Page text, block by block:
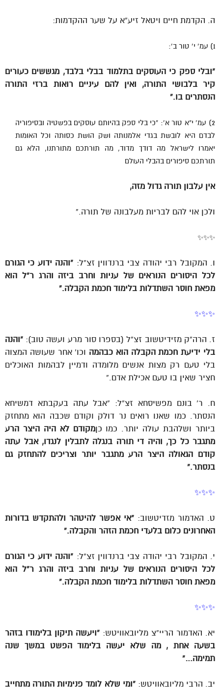
ה. הקדמת חיים ויטאל זיע”א על שער ההקדמות:
1) עמ’ י’ טור ב’:
“ובלי ספק כי העוסקים בתלמוד בבלי בלבד, מגששים כעורים
קיר בלבושי התורה, ואין להם עיניים רואות ברזי התורה
הנסתרים בו.”
2) עמ’ י”א טור א’: “כי בלי ספק בהיותם עוסקים בפשטיה ובסיפוריה
לבדם היא לובשת בגדי אלמנותה ושק הושת כסותה וכל האומות
יאמרו לישראל מה דודך מדוד, מה תורתכם מתורתנו, הלא גם
תורתכם סיפורים בהבלי העולם
אין עלבון תורה גדול מזה,
ולכן אוי להם לבריות מעלבונה של תורה.”
✨✨✨
ו. המקובל רבי יהודה צבי ברנדווין זצ”ל: “והנה ידוע כי הגורם
לכל היסורים הנוראים של עניות וחרב ביזה והרג ר”ל הוא
מפאת חוסר השתדלות בלימוד חכמת הקבלה.”
✨✨✨
ז. הרה”ק מזידיטשוב זצ”ל (בספרו סור מרע ועשה טוב): “והנה
בלי ידיעת חכמת הקבלה הוא כבהמה וכו’ אחר שעושה המצוה
בלי טעם רק מצות אנשים מלומדה ודמיין לבהמות האוכלים
חציר שאין בו טעם אכילת אדם.”
ח. ר’ בונם מפשיסחא זצ”ל: “אבל עתה בעקבתא דמשיחא
הנסתר. כמו שאנו רואים נר דולק וקודם שכבה הוא מתחזק
ביותר ושלהבת עולה יותר. כמו כןמקודם לא היה היצר הרע
מתגבר כל כך, והיה די תורה בנגלה לתבלין לנגדו, אבל עתה
קודם הגאולה היצר הרע מתגבר יותר וצריכים להתחזק גם
בנסתר.”
✨✨✨
ט. האדמור מזדיטשוב: “אי אפשר להיטהר ולהתקדש בדורות
האחרונים כלום בלעדי חכמת הזהר והקבלה.”
י. המקובל רבי יהודה צבי ברנדווין זצ”ל: “והנה ידוע כי הגורם
לכל היסורים הנוראים של עניות וחרב ביזה והרג ר”ל הוא
מפאת חוסר השתדלות בלימוד חכמת הקבלה.”
✨✨✨
יא. האדמור הריי”צ מליובאוויטש: “ויעשה תיקון בלימודו בזהר
בשעה אחת , מה שלא יעשה בלימוד הפשט במשך שנה
תמימה…”
יב. הרבי מליובאוויטש:“ומי שלא לומד פנימיות התורה מתחייב